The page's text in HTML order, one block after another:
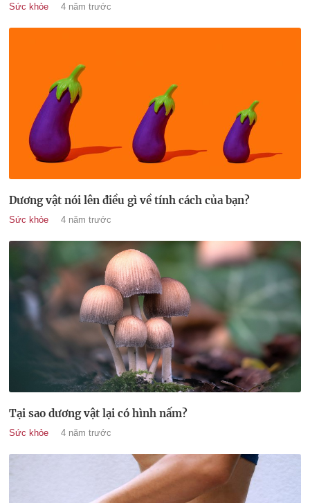
Sức khỏe 4 năm trước
Dương vật nói lên điều gì về tính cách của bạn?
Sức khỏe 4 năm trước
Tại sao dương vật lại có hình nấm?
Sức khỏe 4 năm trước